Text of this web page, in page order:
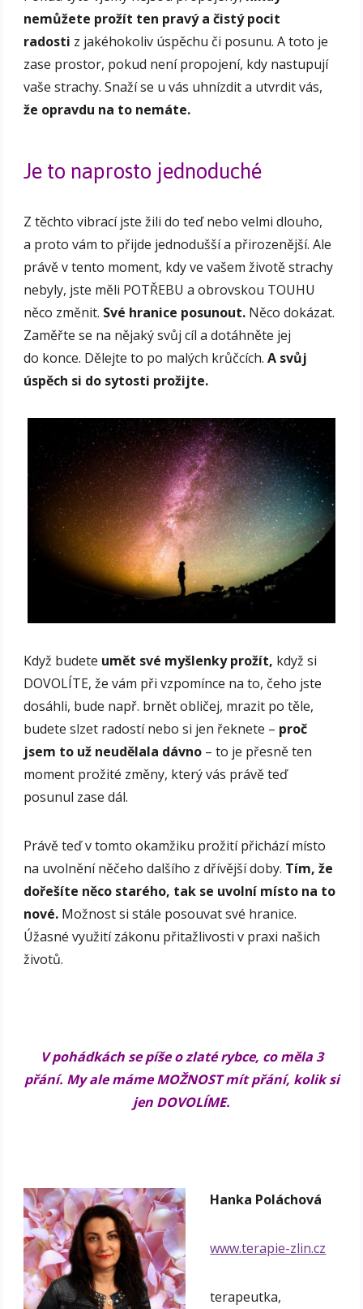
nemůžete prožít ten pravý a čistý pocit
radosti z jakéhokoliv úspěchu či posunu. A toto je
zase prostor, pokud není propojení, kdy nastupují
vaše strachy. Snaží se u vás uhnízdit a utvrdit vás,
že opravdu na to nemáte.
Je to naprosto jednoduché
Z těchto vibrací jste žili do teď nebo velmi dlouho,
a proto vám to přijde jednodušší a přirozenější. Ale
právě v tento moment, kdy ve vašem životě strachy
nebyly, jste měli POTŘEBU a obrovskou TOUHU
něco změnit. Své hranice posunout. Něco dokázat.
Zaměřte se na nějaký svůj cíl a dotáhněte jej
do konce. Dělejte to po malých krůčcích.A svůj
úspěch si do sytosti prožijte.
Když budete umět své myšlenky prožít, když si
DOVOLÍTE, že vám při vzpomínce na to, čeho jste
dosáhli, bude např. brnět obličej, mrazit po těle,
budete slzet radostí nebo si jen řeknete – proč
jsem to už neudělala dávno – to je přesně ten
moment prožité změny, který vás právě teď
posunul zase dál.
Právě teď v tomto okamžiku prožití přichází místo
na uvolnění něčeho dalšího z dřívější doby. Tím, že
dořešíte něco starého, tak se uvolní místo na to
nové. Možnost si stále posouvat své hranice.
Úžasné využití zákonu přitažlivosti v praxi našich
životů.
V pohádkách se píše o zlaté rybce, co měla 3
přání. My ale máme MOŽNOST mít přání, kolik si
jen DOVOLÍME.
Hanka Poláchová
www.terapie-zlin.cz
terapeutka,